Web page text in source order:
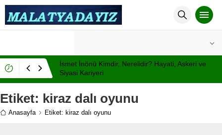
İsmet İnönü Kimdir, Nerelidir? Hayati, Askeri ve
Siyasi Kariyeri
Etiket: kiraz dalı oyunu
Anasayfa Etiket: kiraz dalı oyunu